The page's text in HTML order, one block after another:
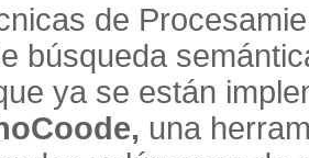
de
búsqueda
ya se están
una